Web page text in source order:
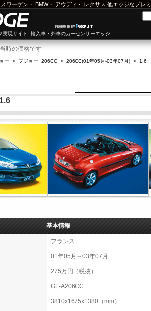
ワーゲン ・ BMW・ アウディ ・ レクサス 他エッジなプレ
実現サイト 輸入車・外車のカーセンサーエッジ
時の価格です
ー > プジョー 206CC > 206CC(01年05月-03年07月) > 1.6
基本情報
フランス
01年05月～03年07月
275万円（税抜）
GF-A206CC
3810x1675x1380（mm）